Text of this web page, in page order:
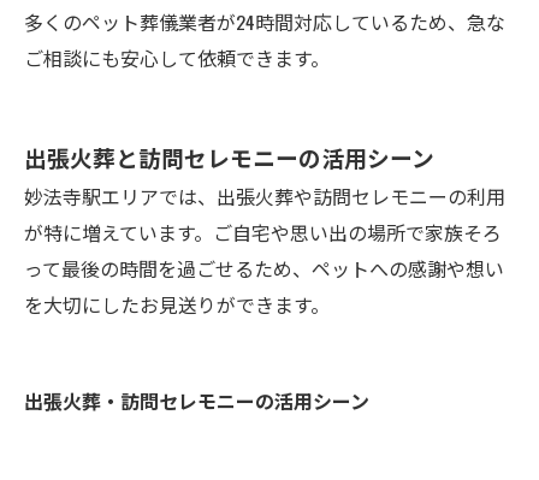
多くのペット葬儀業者が24時間対応しているため、急な
ご相談にも安心して依頼できます。
出張火葬と訪問セレモニーの活用シーン
妙法寺駅エリアでは、出張火葬や訪問セレモニーの利用
が特に増えています。ご自宅や思い出の場所で家族そろ
って最後の時間を過ごせるため、ペットへの感謝や想い
を大切にしたお見送りができます。
出張火葬・訪問セレモニーの活用シーン